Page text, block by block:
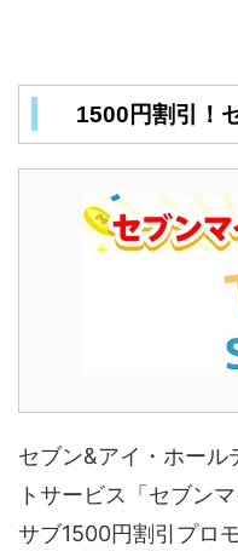
1500円割引！
セブン&アイ・ホール
トサービス「セブン
サブ1500円割引プロ